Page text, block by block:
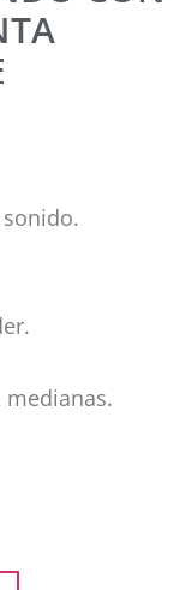
medianas.